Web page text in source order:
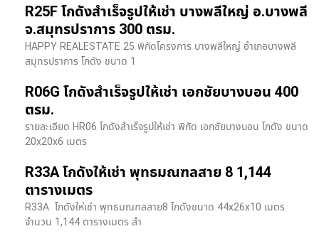
R25F โกดังสำเร็จรูปให้เช่า บางพลีใหญ่ อ.บางพลี
จ.สมุทรปราการ 300 ตรม.
HAPPY REALESTATE 25 พิกัดโครงการ บางพลีใหญ่ อำเภอบางพลี
สมุทรปราการ โกดัง ขนาด 1
R06G โกดังสำเร็จรูปให้เช่า เอกชัยบางบอน 400
ตรม.
รายละเอียด HR06 โกดังสำเร็จรูปให้เช่า พิกัด เอกชัยบางบอน โกดัง ขนาด
20x20x6 เมตร
R33A โกดังให้เช่า พุทธมณฑลสาย 8 1,144
ตารางเมตร
R33A โกดังให่เช่า พุทธมณฑลสาย8 โกดังขนาด 44x26x10 เมตร
จำนวน 1,144 ตารางเมตร สำ